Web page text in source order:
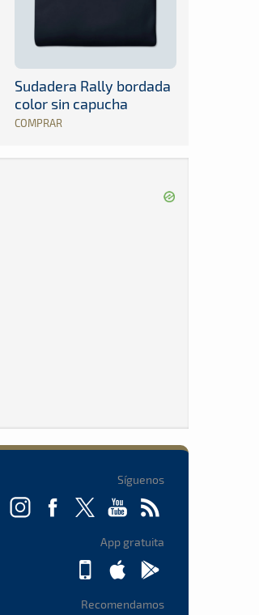
Sudadera Rally bordada
color sin capucha
COMPRAR
Síguenos
App gratuita
Recomendamos